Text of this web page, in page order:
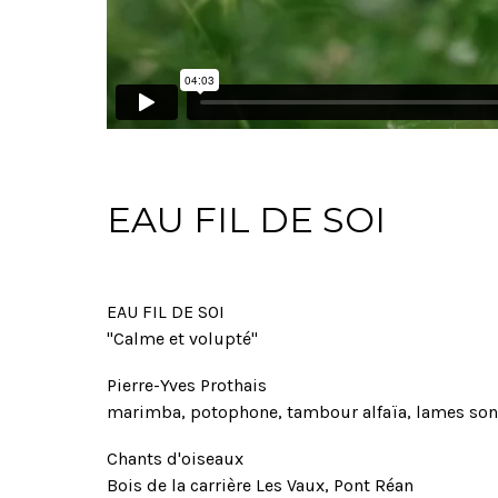
EAU FIL DE SOI
EAU FIL DE SOI
"Calme et volupté"
Pierre-Yves Prothais
marimba, potophone, tambour alfaïa, lames
Chants d'oiseaux
Bois de la carrière Les Vaux, Pont Réan